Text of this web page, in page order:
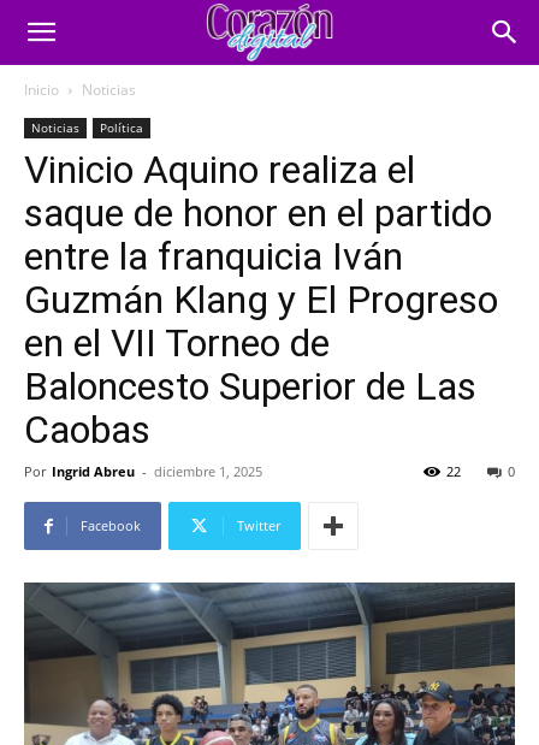
Inicio Noticias
Noticias Política
Vinicio Aquino realiza el
saque de honor en el partido
entre la franquicia Iván
Guzmán Klang y El Progreso
en el VII Torneo de
Baloncesto Superior de Las
Caobas
Por Ingrid Abreu - diciembre 1, 2025 0
22
Facebook Twitter